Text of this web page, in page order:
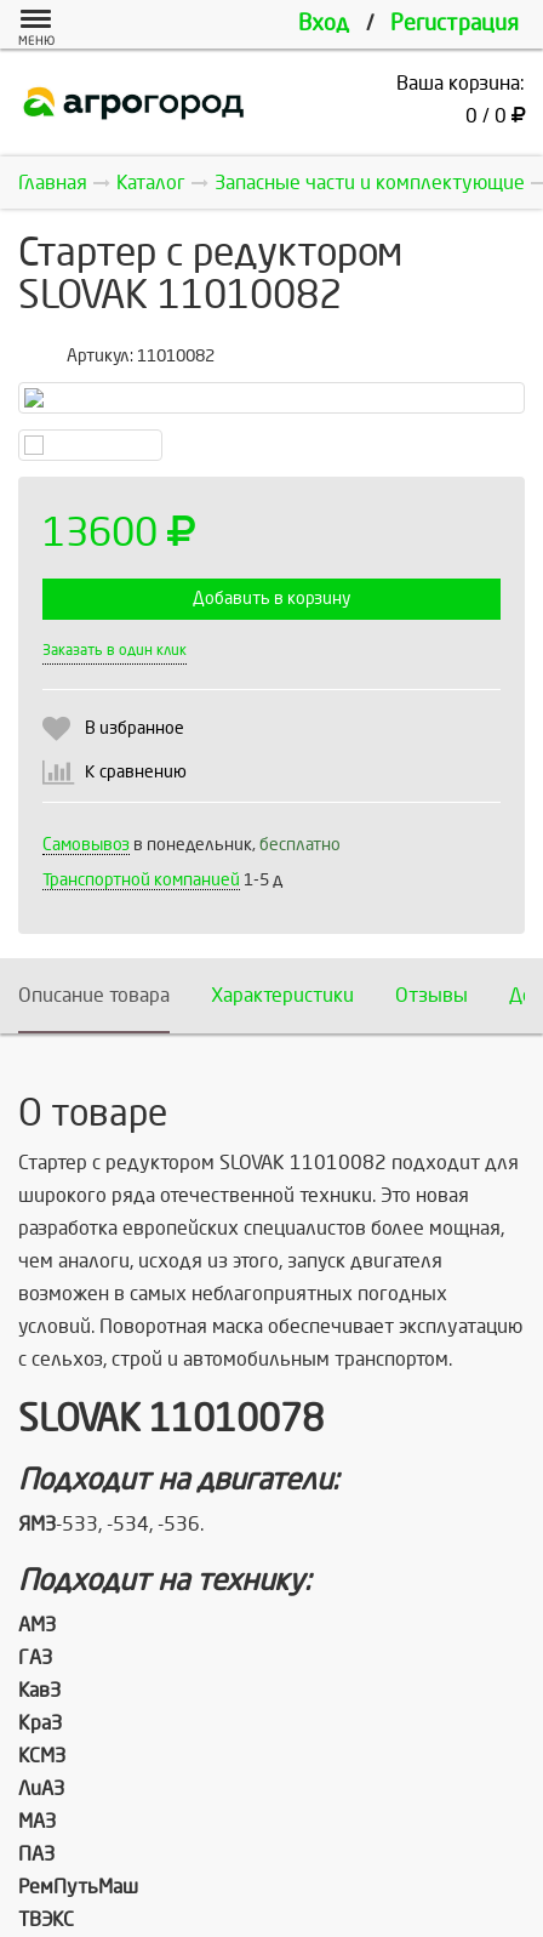
Вход / Регистрация
МЕНЮ
Ваша корзина:
0 / 0
Главная Каталог Запасные части и комплектующие
Стартер с редуктором
SLOVAK 11010082
Артикул: 11010082
13600
Добавить в корзину
Заказать в один клик
В избранное
К сравнению
Самовывоз в понедельник, бесплатно
Транспортной компанией 1-5 д
Описание товара Характеристики Отзывы
О товаре
Стартер с редуктором SLOVAK 11010082 подходит для
широкого ряда отечественной техники. Это новая
разработка европейских специалистов более мощная,
чем аналоги, исходя из этого, запуск двигателя
возможен в самых неблагоприятных погодных
условий. Поворотная маска обеспечивает эксплуатацию
с сельхоз, строй и автомобильным транспортом.
SLOVAK 11010078
Подходит на двигатели:
ЯМЗ-533, -534, -536.
Подходит на технику:
АМЗ
ГАЗ
КавЗ
КраЗ
КСМЗ
ЛиАЗ
МАЗ
ПАЗ
РемПутьМаш
ТВЭКС